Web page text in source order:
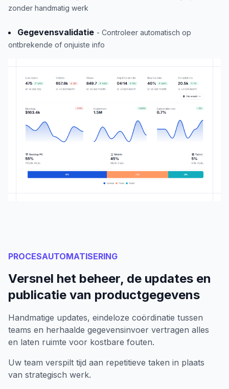
zonder handmatig werk
Gegevensvalidatie - Controleer automatisch op
ontbrekende of onjuiste info
PROCESAUTOMATISERING
Versnel het beheer, de updates en
publicatie van productgegevens
Handmatige updates, eindeloze coördinatie tussen
teams en herhaalde gegevensinvoer vertragen alles
en laten ruimte voor kostbare fouten.
Uw team verspilt tijd aan repetitieve taken in plaats
van strategisch werk.